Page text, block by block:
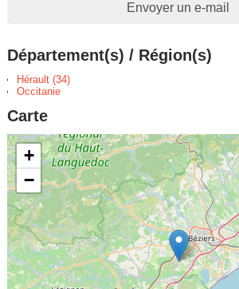
Envoyer un e-mail
Département(s) / Région(s)
Hérault (34)
Occitanie
Carte
+
−